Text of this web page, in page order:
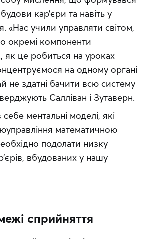
кар’єри та навіть у
«Нас учили управляти світом,
окремі компоненти
як це робиться на уроках
на одному органі
не здатні бачити всю систему
Салліван і Зутаверн.
ментальні моделі, які
математичною
подолати низку
вбудованих у нашу
сприйняття